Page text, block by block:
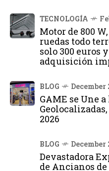
TECNOLOGÍA
Motor de 800
ruedas todo
solo 300 euros
adquisición
BLOG December
GAME se Une
2026
BLOG December
Devastadora
de Ancianos